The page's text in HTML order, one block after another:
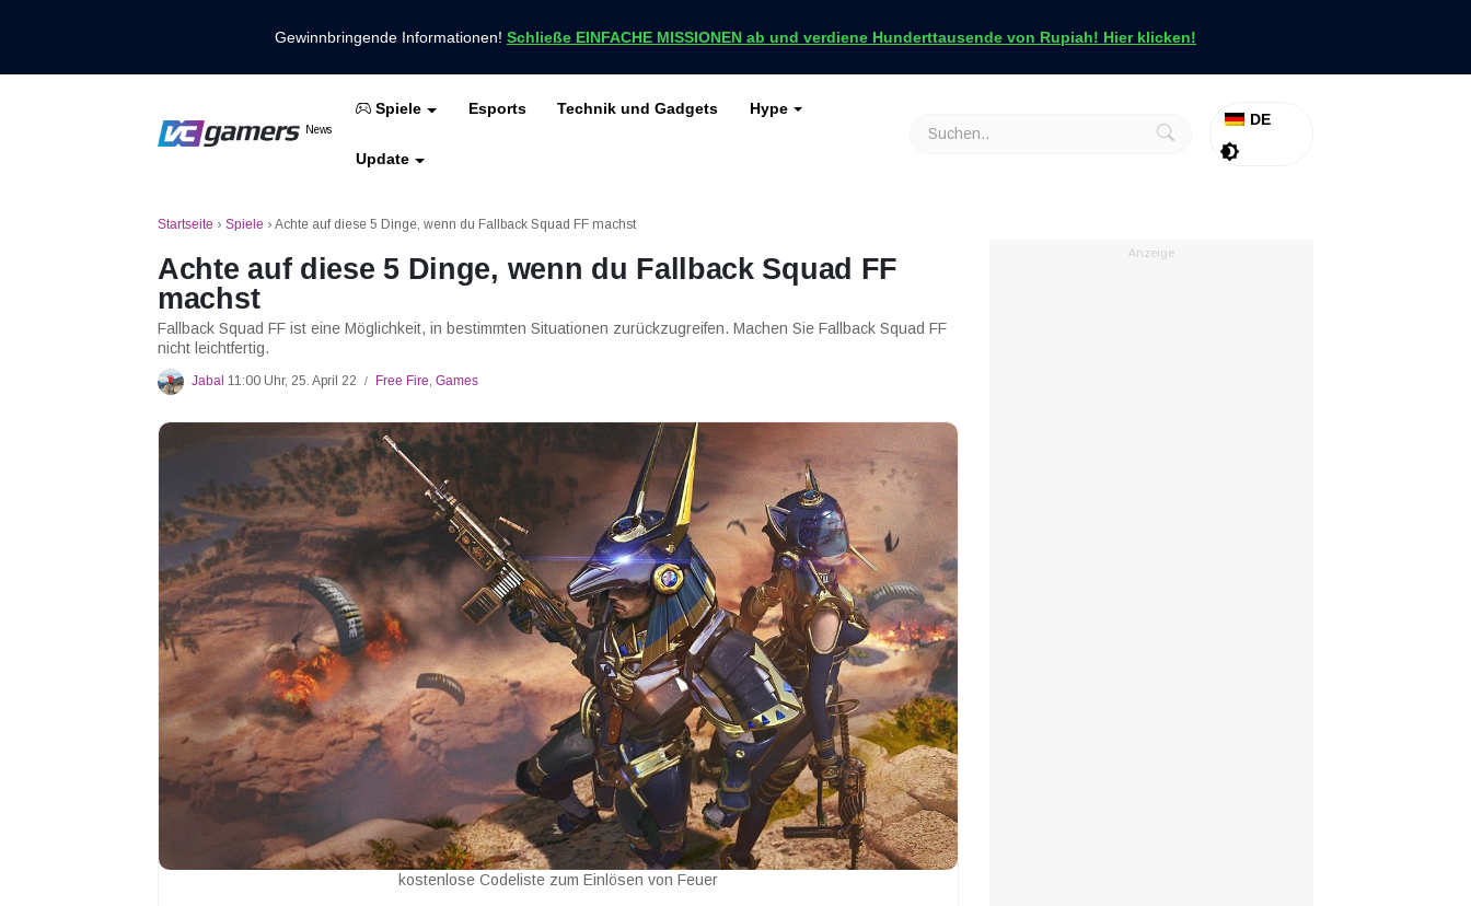
Gewinnbringende Informationen! Schließe EINFACHE MISSIONEN ab und verdiene Hunderttausende von Rupiah! Hier klicken!
VCGamers-Neuigkeiten
News
Holen Sie sich die neuesten Spielnachrichten nur bei VCGamers
Spiele Esports Technik und Gadgets Hype
Update
DE
Freies Feuer
Startseite › Spiele › Achte auf diese 5 Dinge, wenn du Fallback Squad FF machst
Achte auf diese 5 Dinge, wenn du Fallback Squad FF
machst
Fallback Squad FF ist eine Möglichkeit, in bestimmten Situationen zurückzugreifen. Machen Sie Fallback Squad FF
nicht leichtfertig.
Jabal 11:00 Uhr, 25. April 22 / Free Fire, Games
kostenlose Codeliste zum Einlösen von Feuer
Anzeige